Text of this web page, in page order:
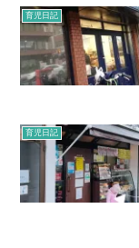
育児日記
育児日記